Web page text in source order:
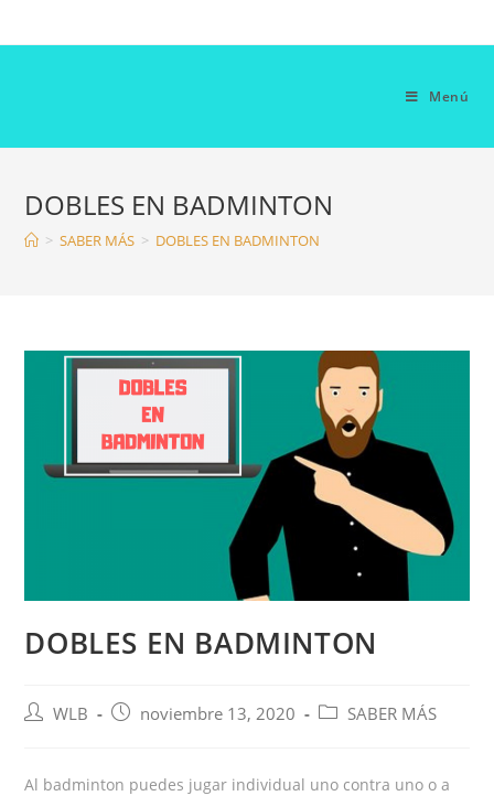
al
Menú
DOBLES EN BADMINTON
> SABER MÁS > DOBLES EN BADMINTON
DOBLES EN BADMINTON
Autor
entrada:
WLB
Publicación
entrada:
noviembre 13, 2020
Categoría
entrada:
SABER MÁS
Al badminton puedes jugar individual uno contra uno o a